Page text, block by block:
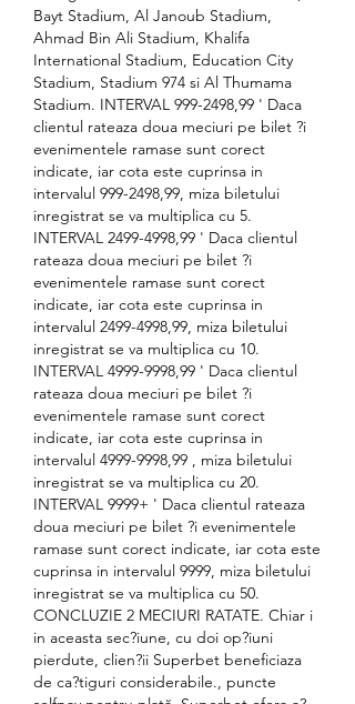
Bayt Stadium, Al Janoub Stadium,
Ahmad Bin Ali Stadium, Khalifa
International Stadium, Education City
Stadium, Stadium 974 si Al Thumama
Stadium. INTERVAL 999-2498,99 ' Daca
clientul rateaza doua meciuri pe bilet ?i
evenimentele ramase sunt corect
indicate, iar cota este cuprinsa in
intervalul 999-2498,99, miza biletului
inregistrat se va multiplica cu 5.
INTERVAL 2499-4998,99 ' Daca clientul
rateaza doua meciuri pe bilet ?i
evenimentele ramase sunt corect
indicate, iar cota este cuprinsa in
intervalul 2499-4998,99, miza biletului
inregistrat se va multiplica cu 10.
INTERVAL 4999-9998,99 ' Daca clientul
rateaza doua meciuri pe bilet ?i
evenimentele ramase sunt corect
indicate, iar cota este cuprinsa in
intervalul 4999-9998,99 , miza biletului
inregistrat se va multiplica cu 20.
INTERVAL 9999+ ' Daca clientul rateaza
doua meciuri pe bilet ?i evenimentele
ramase sunt corect indicate, iar cota este
cuprinsa in intervalul 9999, miza biletului
inregistrat se va multiplica cu 50.
CONCLUZIE 2 MECIURI RATATE. Chiar i
in aceasta sec?iune, cu doi op?iuni
pierdute, clien?ii Superbet beneficiaza
de ca?tiguri considerabile., puncte